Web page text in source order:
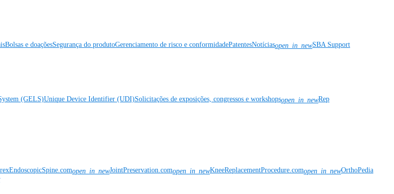
Bolsas e doaçõesSegurança do produtoGerenciamento de risco e conformidadePatentesNotíciasopen_in_newSBA Support
(GELS)Unique Device Identifier (UDI)Solicitações de exposições, congressos e workshopsopen_in_newRep
open_in_newJointPreservation.comopen_in_newKneeReplacementProcedure.comopen_in_newOrthoPedia